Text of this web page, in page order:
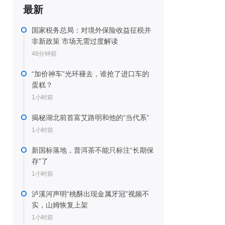
最新
国家税务总局：对境外保险收益征税并
非新政策 市场无需过度解读
48分钟前
“加价神车”光环褪去，谁抢了进口车的
蛋糕？
1小时前
揭秘湖北前首富艾路明和他的“当代系”
1小时前
新国标落地，普洱茶不能只标注“长期保
存”了
1小时前
泸溪河声明“桃酥出现金属牙冠”视频不
实，山姆恢复上架
1小时前